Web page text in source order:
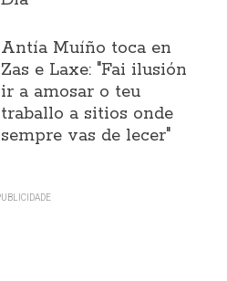
Antía Muíño toca en
Zas e Laxe: "Fai ilusión
ir a amosar o teu
traballo a sitios onde
sempre vas de lecer"